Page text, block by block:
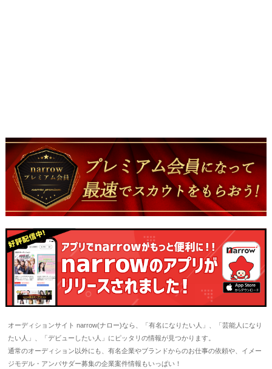
オーディションサイト narrow(ナロー)なら、「有名になりたい人」、「芸能人になり
たい人」、「デビューしたい人」にピッタリの情報が見つかります。
通常のオーディション以外にも、有名企業やブランドからのお仕事の依頼や、イメー
ジモデル・アンバサダー募集の企業案件情報もいっぱい！